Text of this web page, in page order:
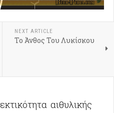
NEXT ARTICLE
Το Άνθος Του Λυκίσκου
αιθυλικής